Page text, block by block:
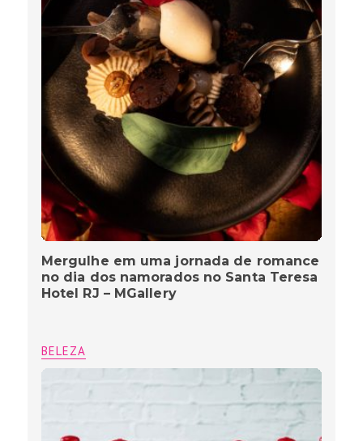
Mergulhe em uma jornada de romance
no dia dos namorados no Santa Teresa
Hotel RJ – MGallery
BELEZA